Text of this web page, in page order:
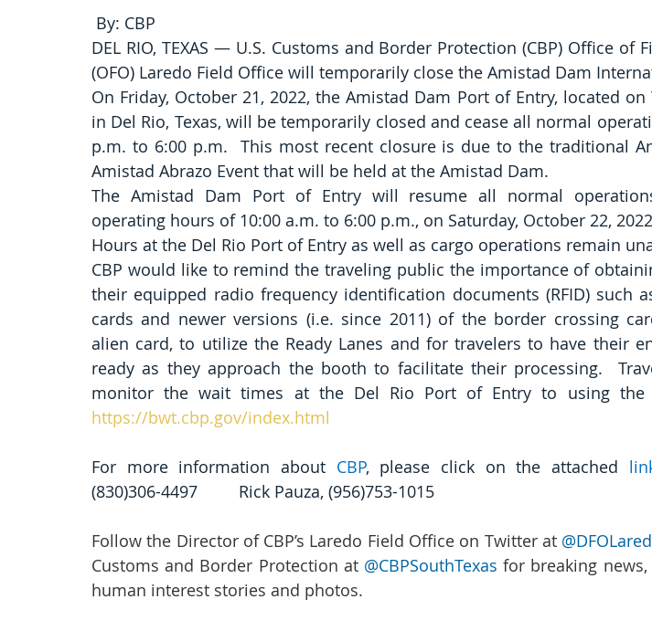
By: CBP
DEL RIO, TEXAS — U.S. Customs and Border Protection (CBP) Office of
(OFO) Laredo Field Office will temporarily close the Amistad Dam
On Friday, October 21, 2022, the Amistad Dam Port of Entry, located on
in Del Rio, Texas, will be temporarily closed and cease all normal
p.m. to 6:00 p.m.  This most recent closure is due to the traditional
Amistad Abrazo Event that will be held at the Amistad Dam.
The Amistad Dam Port of Entry will resume all normal
operating hours of 10:00 a.m. to 6:00 p.m., on Saturday, October 22,
Hours at the Del Rio Port of Entry as well as cargo operations remain
CBP would like to remind the traveling public the importance of
their equipped radio frequency identification documents (RFID) such
cards and newer versions (i.e. since 2011) of the border crossing
alien card, to utilize the Ready Lanes and for travelers to have their
ready as they approach the booth to facilitate their processing.
https://bwt.cbp.gov/index.html
For more information about CBP, please click on the attached
(830)306-4497         Rick Pauza, (956)753-1015
Follow the Director of CBP’s Laredo Field Office on Twitter at
Customs and Border Protection at @CBPSouthTexas for breaking
human interest stories and photos.